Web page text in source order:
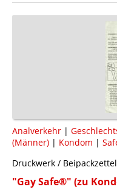
Analverkehr |
(Männer) | Kondom |
Druckwerk / Beipackzettel
"Gay Safe®" (zu